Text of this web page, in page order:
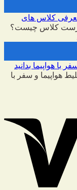
کلاس های
فرست کلاس چیست؟
با هواپیما بدانید
هواپیما و سفر با